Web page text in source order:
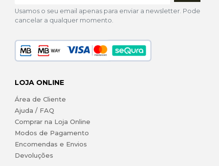
Usamos o seu email apenas para enviar a newsletter. Pode
cancelar a qualquer momento.
LOJA ONLINE
Área de Cliente
Ajuda / FAQ
Comprar na Loja Online
Modos de Pagamento
Encomendas e Envios
Devoluções